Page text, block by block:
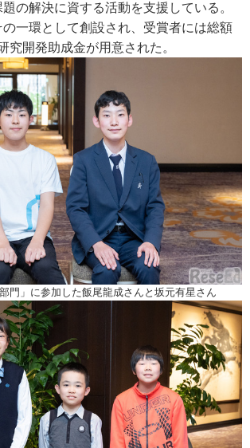
の解決に資する活動を支援している。
一環として創設され、受賞者には総額
究開発助成金が用意された。
門」に参加した飯尾龍成さんと坂元有星さん